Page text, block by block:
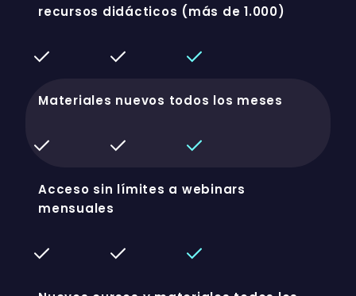
recursos didácticos (más de 1.000)
Materiales nuevos todos los meses
Acceso sin límites a webinars
mensuales